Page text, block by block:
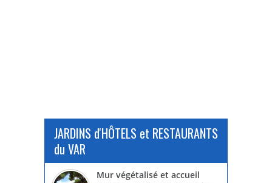
JARDINS d'HÔTELS et RESTAURANTS
du VAR
Mur végétalisé et accueil